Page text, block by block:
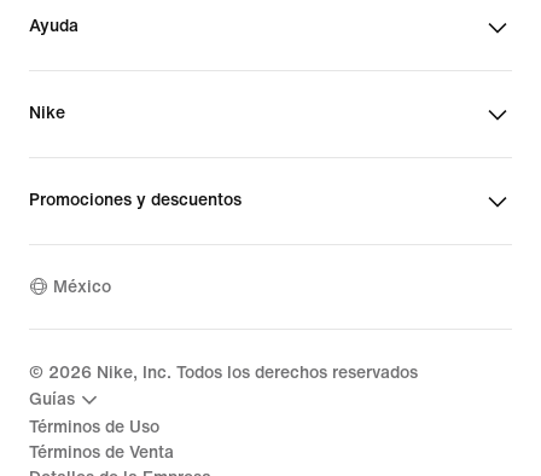
Ayuda
Nike
Promociones y descuentos
México
© 2026 Nike, Inc. Todos los derechos reservados
Guías
Términos de Uso
Términos de Venta